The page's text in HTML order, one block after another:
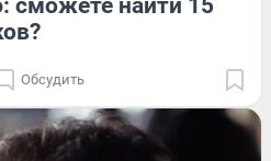
Обсудить